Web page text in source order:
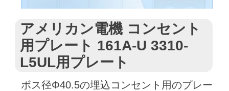
アメリカン電機 コンセント
用プレート 161A-U 3310-
L5UL用プレート
ボス径Φ40.5の埋込コンセント用のプレー